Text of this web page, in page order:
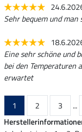
Sehr bequem und
Eine sehr schöne und
bei den Temperaturen
erwartet
1 2 3 ...